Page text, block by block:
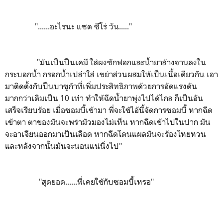
"......อะไรนะ แซด ซีโร่ วัน....."
"มันเป็นปืนเคมี ใส่ผงซักฟอกและน้ำยาล้างจานลงใน
กระบอกน้ำ กรอกน้ำเปล่าใส่ เขย่าส่วนผสมให้เป็นเนื้อเดียวกัน เอา
มาติดตั้งกับปืนบาซูก้าที่เพิ่มประสิทธิภาพด้วยการอัดแรงดัน
มากกว่าเดิมเป็น 10 เท่า ทำให้ฉีดน้ำยาพุ่งไปได้ไกล ก็เป็นอัน
เสร็จเรียบร้อย เมื่อซอมบี้เข้ามา พี่จะใช้ไอ้นี้จัดการซอมบี้ หากฉีด
เข้าตา ตาของมันจะพร่ามัวมองไม่เห็น หากฉีดเข้าไปในปาก มัน
จะอาเจียนออกมาเป็นเลือด หากฉีดโดนแผลมันจะร้องโหยหวน
และหลังจากนั้นมันจะนอนแน่นิ่งไป"
"สุดยอด......พี่เคยใช้กับซอมบี้เหรอ"